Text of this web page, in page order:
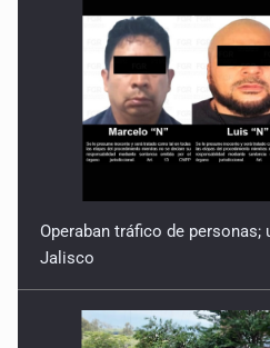
Operaban tráfico de personas;
Jalisco